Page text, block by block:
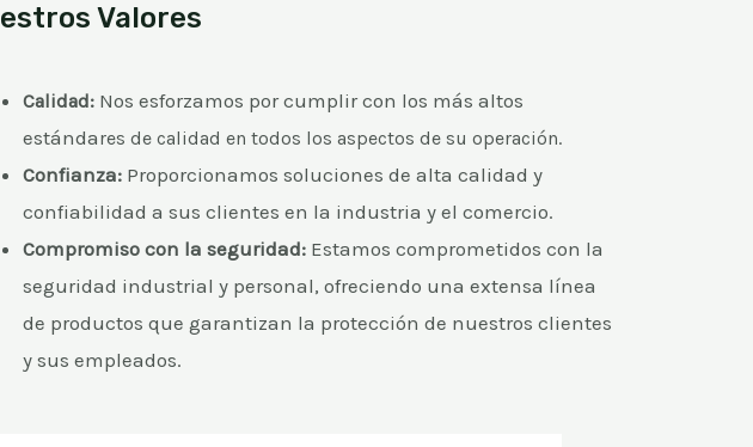
Valores
Calidad: Nos esforzamos por cumplir con los más altos
estándares de calidad en todos los aspectos de su operación.
Confianza: Proporcionamos soluciones de alta calidad y
confiabilidad a sus clientes en la industria y el comercio.
Compromiso con la seguridad: Estamos comprometidos con la
seguridad industrial y personal, ofreciendo una extensa línea
de productos que garantizan la protección de nuestros clientes
y sus empleados.